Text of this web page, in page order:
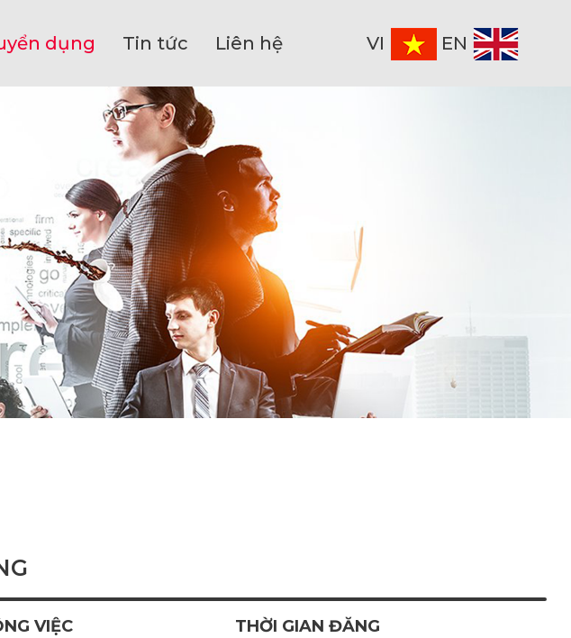
dụng Tin tức Liên hệ VI EN
VIỆC THỜI GIAN ĐĂNG